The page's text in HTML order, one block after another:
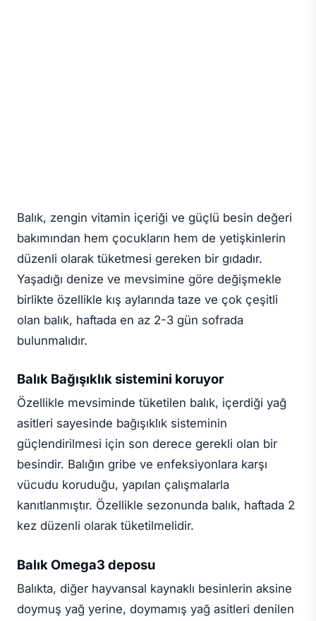
Balık, zengin vitamin içeriği ve güçlü besin değeri
bakımından hem çocukların hem de yetişkinlerin
düzenli olarak tüketmesi gereken bir gıdadır.
Yaşadığı denize ve mevsimine göre değişmekle
birlikte özellikle kış aylarında taze ve çok çeşitli
olan balık, haftada en az 2-3 gün sofrada
bulunmalıdır.
Balık Bağışıklık sistemini koruyor
Özellikle mevsiminde tüketilen balık, içerdiği yağ
asitleri sayesinde bağışıklık sisteminin
güçlendirilmesi için son derece gerekli olan bir
besindir. Balığın gribe ve enfeksiyonlara karşı
vücudu koruduğu, yapılan çalışmalarla
kanıtlanmıştır. Özellikle sezonunda balık, haftada 2
kez düzenli olarak tüketilmelidir.
Balık Omega3 deposu
Balıkta, diğer hayvansal kaynaklı besinlerin aksine
doymuş yağ yerine, doymamış yağ asitleri denilen